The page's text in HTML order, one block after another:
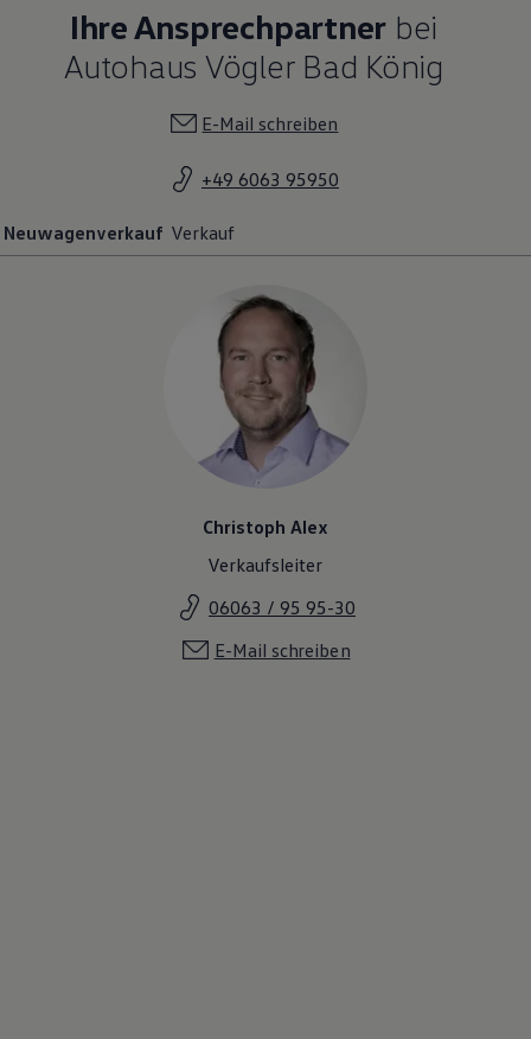
Ihre Ansprechpartner bei
Autohaus Vögler Bad König
E-Mail schreiben
+49 6063 95950
Neuwagenverkauf Verkauf
Christoph Alex
Verkaufsleiter
06063 / 95 95-30
E-Mail schreiben